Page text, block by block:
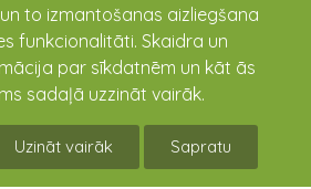
to izmantošanas aizliegšana
funkcionalitāti. Skaidra un
par sīkdatnēm un kāt ās
sadaļā uzzināt vairāk.
Uzināt vairāk Sapratu
īstenojusi gājēju ietves